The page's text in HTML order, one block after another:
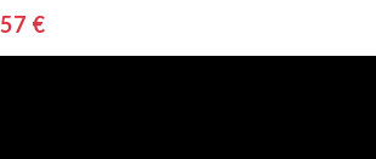
57 €